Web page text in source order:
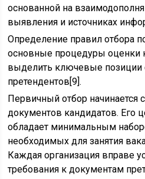
основанной на
выявления и источниках
Определение правил отбора
основные процедуры оценки
выделить ключевые позиции
претендентов[9].
Первичный отбор начинается
докумен­тов кандидатов. Его
обладает мини­мальным
необходимых для занятия
Каждая организация вправе
требования к документам